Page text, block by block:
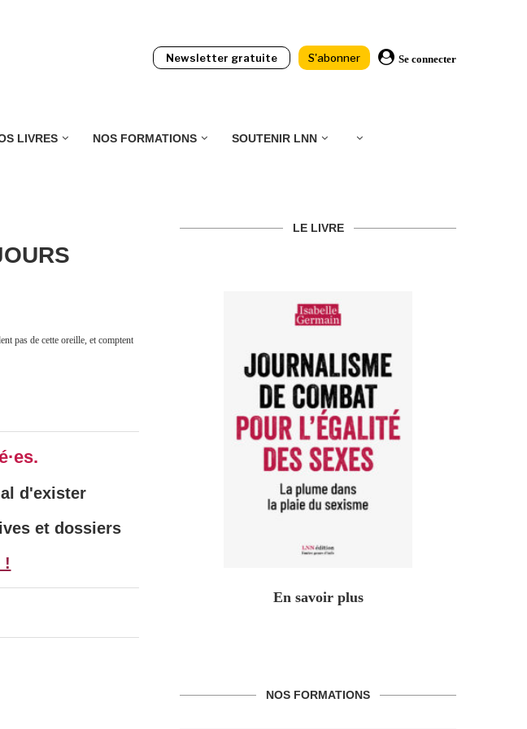
Newsletter gratuite S'abonner Se connecter
LIVRES NOS FORMATIONS SOUTENIR LNN
pas de cette oreille, et comptent
d'exister
et dossiers
!
LE LIVRE
En savoir plus
NOS FORMATIONS